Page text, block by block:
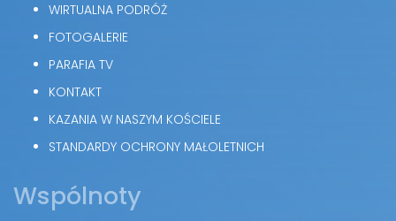
WIRTUALNA PODRÓŻ
FOTOGALERIE
PARAFIA TV
KONTAKT
KAZANIA W NASZYM KOŚCIELE
STANDARDY OCHRONY MAŁOLETNICH
Wspólnoty